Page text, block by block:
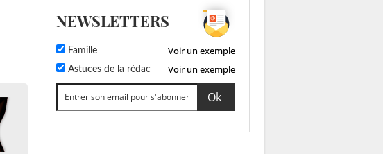
NEWSLETTERS
Famille Voir un exemple
Astuces de la rédac Voir un exemple